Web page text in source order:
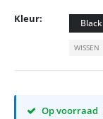
Kleur Black
WISSEN
Op voorraad